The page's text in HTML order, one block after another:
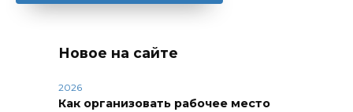
Новое на сайте
2026
Как организовать рабочее место